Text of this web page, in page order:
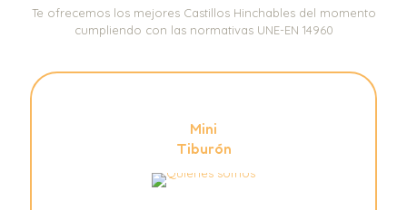
Te ofrecemos los mejores Castillos Hinchables del momento
cumpliendo con las normativas UNE-EN 14960
Mini
Tiburón